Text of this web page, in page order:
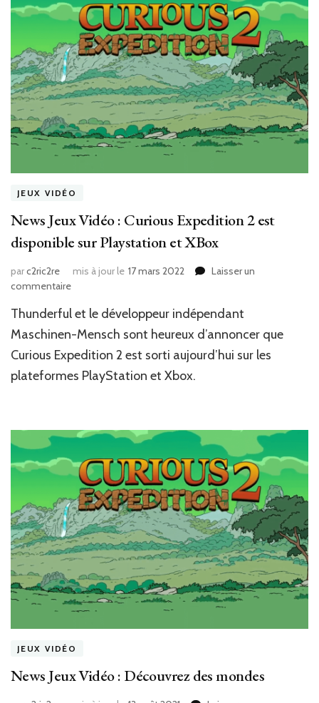
JEUX VIDÉO
News Jeux Vidéo : Curious Expedition 2 est
disponible sur Playstation et XBox
parc2ric2re mis à jour le 17 mars 2022
Laisser un
commentairesur
Jeux
Vidéo
Curious
Expedition
sur
et
XBox
Thunderful ‎‎et le développeur indépendant
‎‎Maschinen-Mensch‎‎ sont heureux d’annoncer que
‎‎Curious Expedition 2‎‎ est sorti aujourd’hui sur les
plateformes PlayStation et Xbox.
JEUX VIDÉO
News Jeux Vidéo : Découvrez des mondes